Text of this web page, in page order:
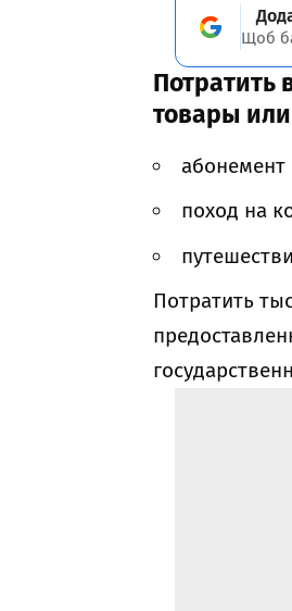
Щоб
Потратить
товары или
абонемент
поход на
Потратить